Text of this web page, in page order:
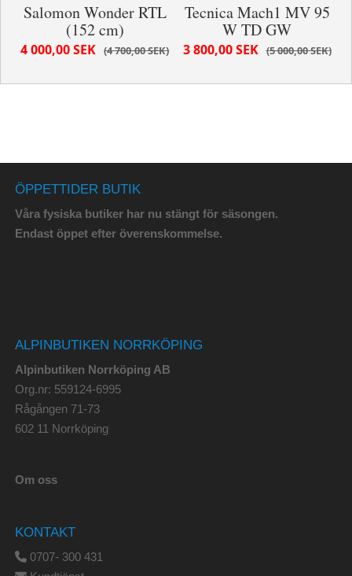
Salomon Wonder RTL
(152 cm)
4 700,00 SEK
4 000,00 SEK
Tecnica Mach1 MV 95
W TD GW
5 000,00 SEK
3 800,00 SEK
ÖPPETTIDER BUTIK
Våra fysiska butiker har nu stängt för säsongen.
Endast öppet efter överenskommelse.
ALPINBUTIKEN NORRKÖPING
Alpinbutiken Norrköping AB
Org.nr: 559124-6995
Rågången 71-73
602 11 Norrköping
Om oss
KONTAKT
0707- 300 431